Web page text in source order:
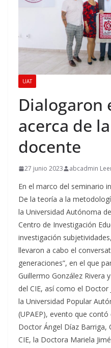
UAT
Dialogaron
acerca de
docente
27 junio 2023 abcadmin
En el marco del seminario
De la teoría a la
la Universidad Autónoma
Centro de Investigación
investigación
llevaron a cabo el
generaciones”, en el que
Guillermo González Rivera
del CIE, así como el Doctor
la Universidad Popular
(UPAEP), evento que
Doctor Ángel Díaz Barriga,
CIE, la Doctora Mariela